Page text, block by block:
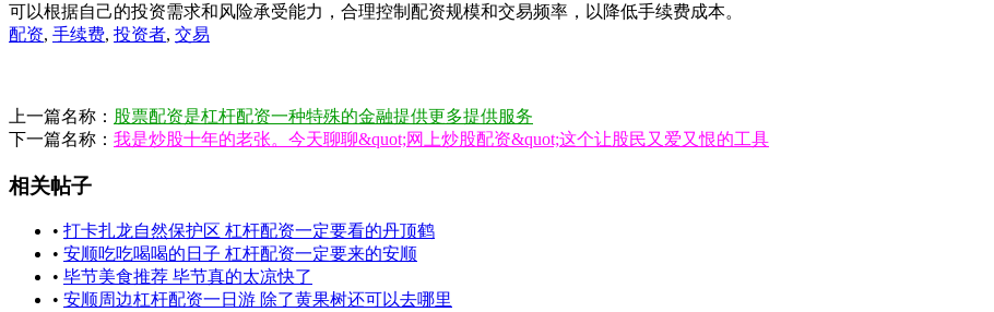
可以根据自己的投资需求和风险承受能力，合理控制配资规模和交易频率，以降低手续费成本。
配资, 手续费, 投资者, 交易
上一篇名称： 股票配资是杠杆配资一种特殊的金融提供更多提供服务
下一篇名称： 我是炒股十年的老张。今天聊聊&quot;网上炒股配资&quot;这个让股民又爱又恨的工具
相关帖子
• 打卡扎龙自然保护区 杠杆配资一定要看的丹顶鹤
• 安顺吃吃喝喝的日子 杠杆配资一定要来的安顺
• 毕节美食推荐 毕节真的太凉快了
• 安顺周边杠杆配资一日游 除了黄果树还可以去哪里